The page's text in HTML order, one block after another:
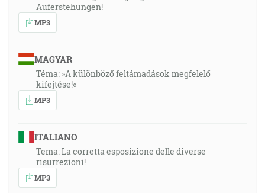
Auferstehungen!
MP3
MAGYAR
Téma: »A különböző feltámadások megfelelő
kifejtése!«
MP3
ITALIANO
Tema: La corretta esposizione delle diverse
risurrezioni!
MP3